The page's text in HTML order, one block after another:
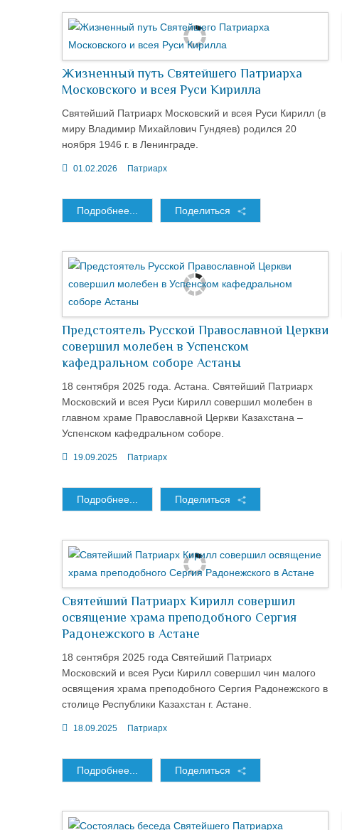
Жизненный путь Святейшего Патриарха
Московского и всея Руси Кирилла
Святейший Патриарх Московский и всея Руси Кирилл (в
миру Владимир Михайлович Гундяев) родился 20
ноября 1946 г. в Ленинграде.
01.02.2026 Патриарх
Подробнее... Поделиться
Предстоятель Русской Православной Церкви
совершил молебен в Успенском
кафедральном соборе Астаны
18 сентября 2025 года. Астана. Святейший Патриарх
Московский и всея Руси Кирилл совершил молебен в
главном храме Православной Церкви Казахстана –
Успенском кафедральном соборе.
19.09.2025 Патриарх
Подробнее... Поделиться
Святейший Патриарх Кирилл совершил
освящение храма преподобного Сергия
Радонежского в Астане
18 сентября 2025 года Святейший Патриарх
Московский и всея Руси Кирилл совершил чин малого
освящения храма преподобного Сергия Радонежского в
столице Республики Казахстан г. Астане.
18.09.2025 Патриарх
Подробнее... Поделиться